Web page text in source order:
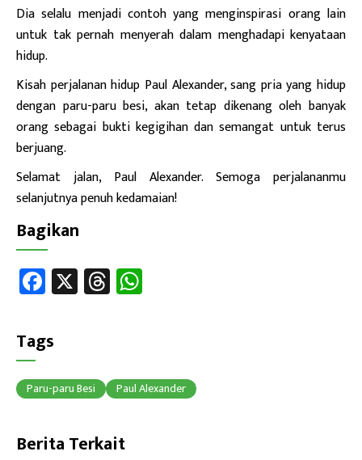
Dia selalu menjadi contoh yang menginspirasi orang lain
untuk tak pernah menyerah dalam menghadapi kenyataan
hidup.
Kisah perjalanan hidup Paul Alexander, sang pria yang hidup
dengan paru-paru besi, akan tetap dikenang oleh banyak
orang sebagai bukti kegigihan dan semangat untuk terus
berjuang.
Selamat jalan, Paul Alexander. Semoga perjalananmu
selanjutnya penuh kedamaian!
Bagikan
Fa
ce
b
o
ok
X T
hr
p
p
Tags
Paru-paru Besi Paul Alexander
Berita Terkait